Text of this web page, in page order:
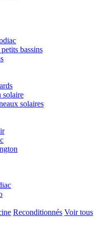
bassins
solaire
solaires
Reconditionnés Voir tous